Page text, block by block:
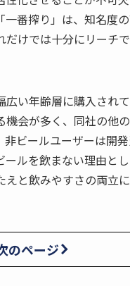
番搾り」は、知名度
けでは十分にリーチ
い年齢層に購入され
会が多く、同社の他
ビールユーザーは開
ールを飲まない理由と
と飲みやすさの両立に
のページ